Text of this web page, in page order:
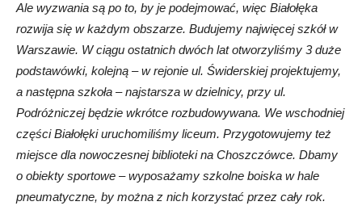
Ale wyzwania są po to, by je podejmować, więc Białołęka
rozwija się w każdym obszarze. Budujemy najwięcej szkół w
Warszawie. W ciągu ostatnich dwóch lat otworzyliśmy 3 duże
podstawówki, kolejną – w rejonie ul. Świderskiej projektujemy,
a następna szkoła – najstarsza w dzielnicy, przy ul.
Podróżniczej będzie wkrótce rozbudowywana. We wschodniej
części Białołęki uruchomiliśmy liceum. Przygotowujemy też
miejsce dla nowoczesnej biblioteki na Choszczówce. Dbamy
o obiekty sportowe – wyposażamy szkolne boiska w hale
pneumatyczne, by można z nich korzystać przez cały rok.